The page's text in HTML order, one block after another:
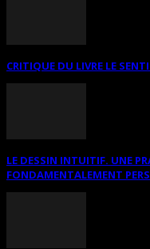
CRITIQUE DU LIVRE LE
LE DESSIN INTUITIF. UNE
FONDAMENTALEMENT